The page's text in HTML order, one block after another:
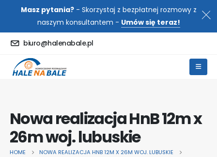
Masz pytania?- Skorzystaj z bezpłatnej rozmowy z
naszym konsultantem - Umów się teraz!
biuro@halenabale.pl
Nowa realizacja HnB 12m x
26m woj. lubuskie
HOME
NOWA REALIZACJA HNB 12M X 26M WOJ. LUBUSKIE